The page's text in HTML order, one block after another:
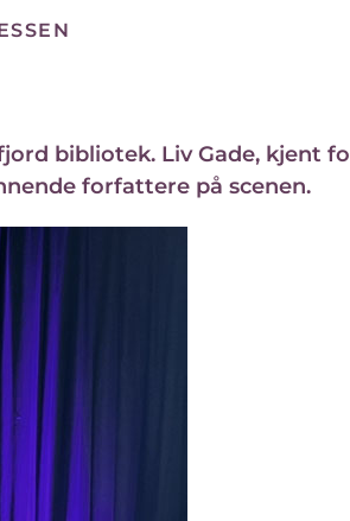
bibliotek. Liv Gade, kjent
forfattere på scenen.